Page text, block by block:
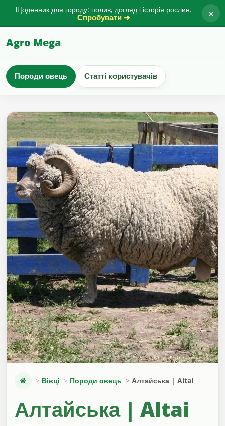
Щоденник для городу: полив, догляд і історія рослин.
Спробувати ➜ ×
Agro Mega
Породи овець Статті користувачів
Вівці Породи овець Алтайська | Altai
Алтайська | Altai